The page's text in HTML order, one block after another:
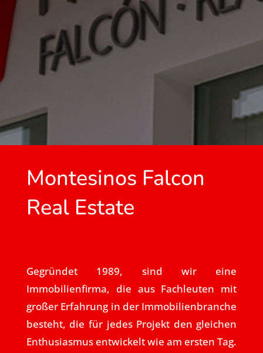
Montesinos Falcon
Real Estate
Gegründet 1989, sind wir eine
Immobilienfirma, die aus Fachleuten mit
großer Erfahrung in der Immobilienbranche
besteht, die für jedes Projekt den gleichen
Enthusiasmus entwickelt wie am ersten Tag.